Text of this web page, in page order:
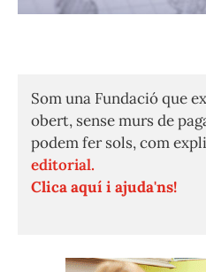
Som una Fundació que
obert, sense murs de
podem fer sols, com
editorial.
Clica aquí i ajuda'ns!